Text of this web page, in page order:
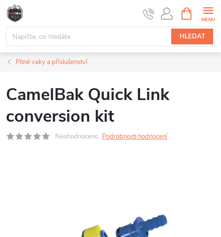
Přejít
obsah
HLEDAT
NÁKUPNÍ
KOŠÍK
Pitné vaky a příslušenství
CamelBak Quick Link
conversion kit
Neohodnoceno Podrobnosti hodnocení